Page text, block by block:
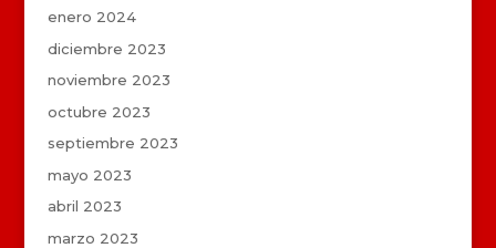
enero 2024
diciembre 2023
noviembre 2023
octubre 2023
septiembre 2023
mayo 2023
abril 2023
marzo 2023